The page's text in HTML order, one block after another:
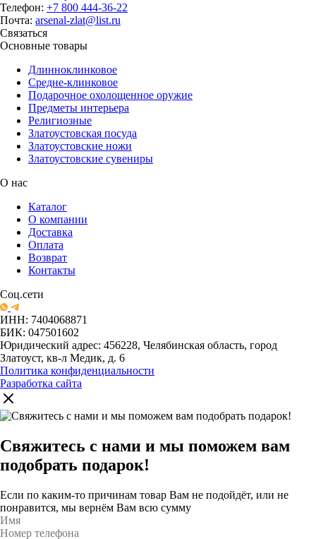
Телефон: +7 800 444-36-22
Почта: arsenal-zlat@list.ru
Связаться
Основные товары
Длинноклинковое
Средне-клинковое
Подарочное охолощенное оружие
Предметы интерьера
Религиозные
Златоустовская посуда
Златоустовские ножи
Златоустовские сувениры
О нас
Каталог
О компании
Доставка
Оплата
Возврат
Контакты
Соц.сети
ИНН: 7404068871
БИК: 047501602
Юридический адрес: 456228, Челябинская область, город
Златоуст, кв-л Медик, д. 6
Политика конфиденциальности
Разработка сайта
Свяжитесь с нами и мы поможем вам
подобрать подарок!
Если по каким-то причинам товар Вам не подойдёт, или не
понравится, мы вернём Вам всю сумму